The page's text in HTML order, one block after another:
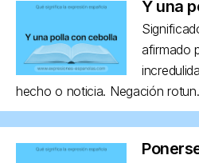
Y una
afirmado
hecho o noticia. Negación